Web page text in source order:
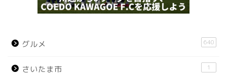
グルメ 640
さいたま市 1